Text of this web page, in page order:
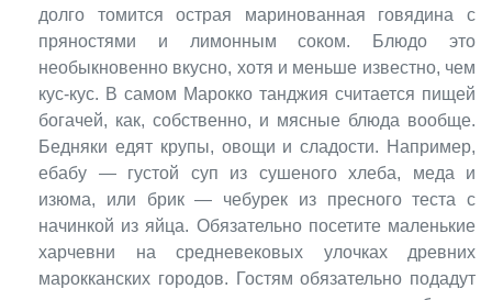
долго томится острая маринованная говядина с
пряностями и лимонным соком. Блюдо это
необыкновенно вкусно, хотя и меньше известно, чем
кус-кус. В самом Марокко танджия считается пищей
богачей, как, собственно, и мясные блюда вообще.
Бедняки едят крупы, овощи и сладости. Например,
ебабу — густой суп из сушеного хлеба, меда и
изюма, или брик — чебурек из пресного теста с
начинкой из яйца. Обязательно посетите маленькие
харчевни на средневековых улочках древних
марокканских городов. Гостям обязательно подадут